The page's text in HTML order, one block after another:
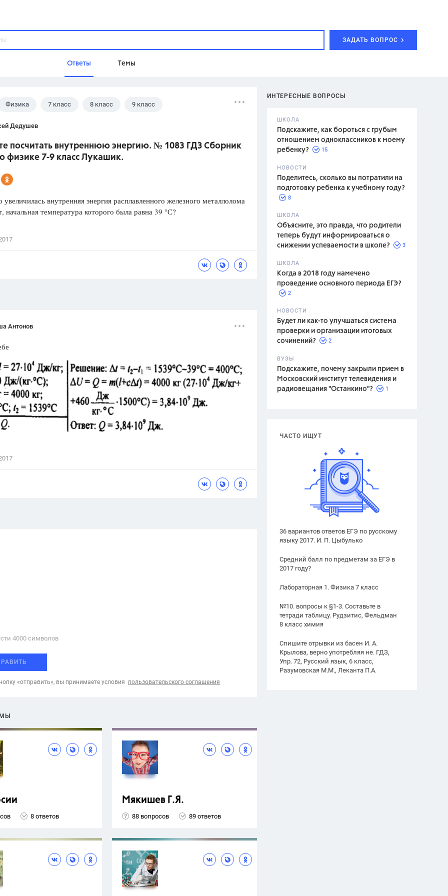
ЗАДАТЬ ВОПРОС
Ответы Темы
Домашнее задание
Школа
Разумовская М.М.,
Красота, Воспитание
ИНТЕРЕСНЫЕ ВОПРОСЫ
ШКОЛА
Подскажите, как бороться с грубым
отношением одноклассников к моему
ребенку?
15
НОВОСТИ
Поделитесь, сколько вы потратили на
подготовку ребенка к учебному году?
8
ШКОЛА
Объясните, это правда, что родители
теперь будут информироваться о
снижении успеваемости в школе?
3
ШКОЛА
Когда в 2018 году намечено
проведение основного периода ЕГЭ?
2
НОВОСТИ
Будет ли как-то улучшаться система
проверки и организации итоговых
сочинений?
2
ВУЗЫ
Подскажите, почему закрыли прием в
Московский институт телевидения и
радиовещания "Останкино"?
1
ЧАСТО ИЩУТ
36 вариантов ответов ЕГЭ по русскому
языку 2017. И. П. Цыбулько
Средний балл по предметам за ЕГЭ в
2017 году?
Лабораторная 1. Физика 7 класс
№10. вопросы к §1-3. Составьте в
тетради таблицу. Рудзитис, Фельдман
8 класс химия
Спишите отрывки из басен И. А.
Крылова, верно употребляя не. ГДЗ,
Упр. 72, Русский язык, 6 класс,
Разумовская М.М., Леканта П.А.
Физика 7 класс 8 класс 9 класс
В.И.Дедушев
посчитать внутреннюю энергию. № 1083 ГДЗ Сборник
физике 7-9 класс Лукашик.
увеличилась внутренняя энергия расплавленного железного металлолома
начальная температура которого была равна 39 °С?
Антонов
4000 cимволов
«отправить», вы принимаете условия пользовательского соглашения
8 ответов
Мякишев Г.Я.
88 вопросов 89 ответов